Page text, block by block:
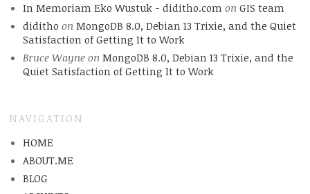
In Memoriam Eko Wustuk - diditho.com on GIS team
diditho on MongoDB 8.0, Debian 13 Trixie, and the Quiet
Satisfaction of Getting It to Work
Bruce Wayneon MongoDB 8.0, Debian 13 Trixie, and the
Quiet Satisfaction of Getting It to Work
NAVIGATION
HOME
ABOUT.ME
BLOG